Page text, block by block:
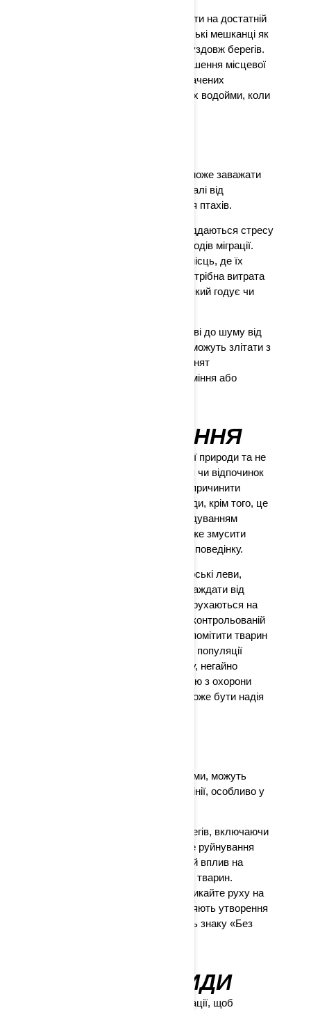
За можливості, обирайте маршрути на достатній
відстані від берега, оскільки морські мешканці як
правило заселяють рослинність уздовж берегів.
Найкращий спосіб уникнути порушення місцевої
екосистеми – залишатися в позначених
фарватерах і на глибших ділянках водойми, коли
Пам’ятайте, що шум і рух суден може заважати
популяції птахів. Тримайтеся подалі від
позначених місць для гніздування птахів.
Багато перелітних птахів легко піддаються стресу
та особливо вразливі під час періодів міграції.
Птахи, як правило, відлітають з місць, де їх
тривожать шуми, а будь-яка непотрібна витрата
енергії може зашкодити птахові, який годує чи
Пташині базари особливо вразливі до шуму від
моторних катерів. Гніздові птахи можуть злітати з
гнізда, залишаючи яйця та пташенят
незахищеними від сонячного проміння або
ПЕРЕСЛІДУВАННЯ
Не переслідуйте мешканців живої природи та не
переривайте годівлю, гніздування чи відпочинок
диких тварин і птахів - це може спричинити
надмірний стрес для дикої природи, крім того, це
забороняється законом. Переслідуванням
вважається будь-яка дія, яка може змусити
тварину змінити свою нормальну поведінку.
Такі ссавці, як морські видри, морські леви,
ламантини та кити, можуть постраждати від
прямого зіткнення з суднами, що рухаються на
високій швидкості. Катайтеся на контрольованій
швидкості, щоб ви могли вчасно помітити тварин
попереду. Уникайте місць великої популяції
тварин. Якщо ви вдарили тварину, негайно
повідомте про це в місцеву комісію з охорони
дикої природи, оскільки все ще може бути надія
Надмірні хвилі, створювані човнами, можуть
прискорювати ерозію берегової лінії, особливо у
Ерозія є проблемою для всіх берегів, включаючи
річки, озера та океани. Поступове руйнування
берегових смуг чинить негативний вплив на
середовище проживання рослин і тварин.
Перебуваючи поблизу берега, уникайте руху на
високих швидкостях, які спричиняють утворення
хвиль. Обов’язково дотримуйтесь знаку «Без
ЕКЗОТИЧНІ ВИДИ
Мийте свій човен після експлуатації, щоб